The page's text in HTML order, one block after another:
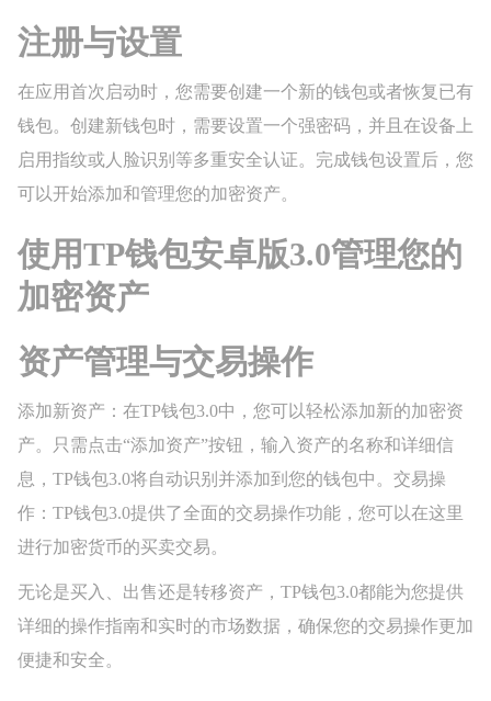
注册与设置
在应用首次启动时，您需要创建一个新的钱包或者恢复已有
钱包。创建新钱包时，需要设置一个强密码，并且在设备上
启用指纹或人脸识别等多重安全认证。完成钱包设置后，您
可以开始添加和管理您的加密资产。
使用TP钱包安卓版3.0管理您的
加密资产
资产管理与交易操作
添加新资产：在TP钱包3.0中，您可以轻松添加新的加密资
产。只需点击“添加资产”按钮，输入资产的名称和详细信
息，TP钱包3.0将自动识别并添加到您的钱包中。交易操
作：TP钱包3.0提供了全面的交易操作功能，您可以在这里
进行加密货币的买卖交易。
无论是买入、出售还是转移资产，TP钱包3.0都能为您提供
详细的操作指南和实时的市场数据，确保您的交易操作更加
便捷和安全。